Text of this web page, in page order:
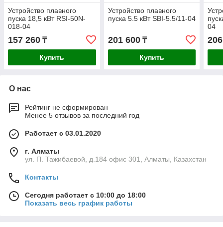
Устройство плавного
пуска 18,5 кВт RSI-50N-
018-04
157 260 ₸
Купить
Устройство плавного
пуска 5.5 кВт SBI-5.5/11-04
201 600₸
Купить
04
О нас
Рейтинг не сформирован
Менее 5 отзывов за последний год
Работает с 03.01.2020
г. Алматы
ул. П. Тажибаевой, д.184 офис 301, Алматы, Казахстан
Контакты
Сегодня работает с 10:00 до 18:00
Показать весь график работы